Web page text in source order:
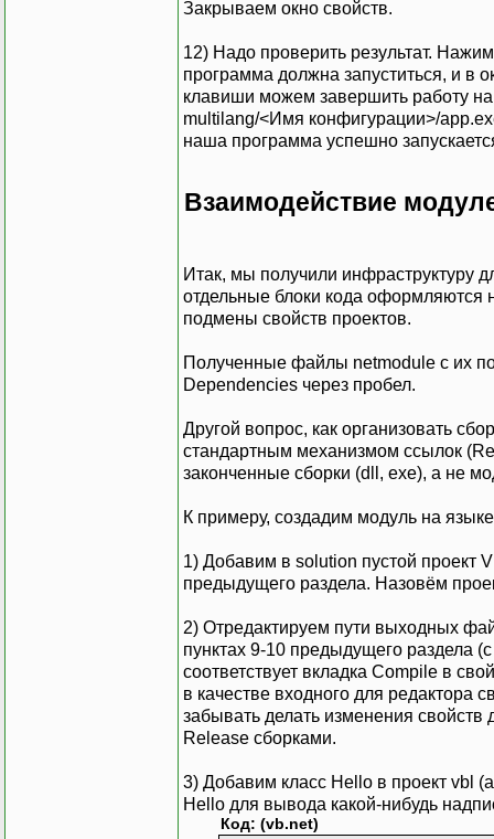
Закрываем окно свойств.
12) Надо проверить результат.
программа должна запуститься, и в
клавиши можем завершить работу
multilang/<Имя конфигурации>/
наша программа успешно
Взаимодействие
Итак, мы получили инфраструктуру
отдельные блоки кода
подмены свойств проектов.
Полученные файлы netmodule с их
Dependencies через пробел.
Другой вопрос, как организовать
стандартным механизмом ссылок
законченные сборки (dll, exe), а не
К примеру, создадим модуль на
1) Добавим в solution пустой проект
предыдущего раздела. Назовём
2) Отредактируем пути выходных
пунктах 9-10 предыдущего раздела
соответствует вкладка Compile в
в качестве входного для редактора
забывать делать изменения
Release сборками.
3) Добавим класс Hello в проект vbl
Hello для вывода какой-нибудь
Код: (vb.net)